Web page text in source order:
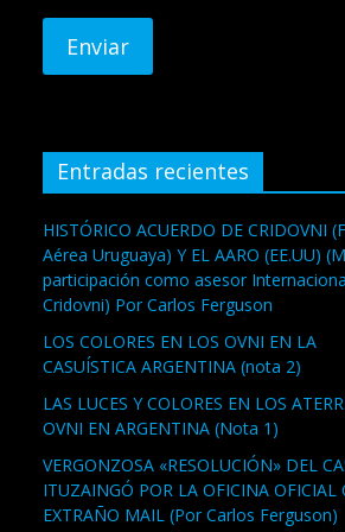
Entradas recientes
HISTÓRICO ACUERDO DE CRIDOVNI
Aérea Uruguaya) Y EL AARO (EE.UU)
participación como asesor
Cridovni) Por Carlos Ferguson
LOS COLORES EN LOS OVNI EN LA
CASUÍSTICA ARGENTINA (nota 2)
LAS LUCES Y COLORES EN LOS
OVNI EN ARGENTINA (Nota 1)
VERGONZOSA «RESOLUCIÓN» DEL
ITUZAINGÓ POR LA OFICINA OFICIAL
EXTRAÑO MAIL (Por Carlos Ferguson)